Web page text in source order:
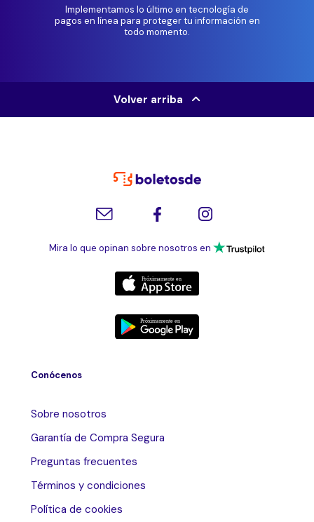
Implementamos lo último en tecnología de
pagos en línea para proteger tu información en
todo momento.
Volver arriba
Mira lo que opinan sobre nosotros en
Conócenos
Sobre nosotros
Garantía de Compra Segura
Preguntas frecuentes
Términos y condiciones
Política de cookies